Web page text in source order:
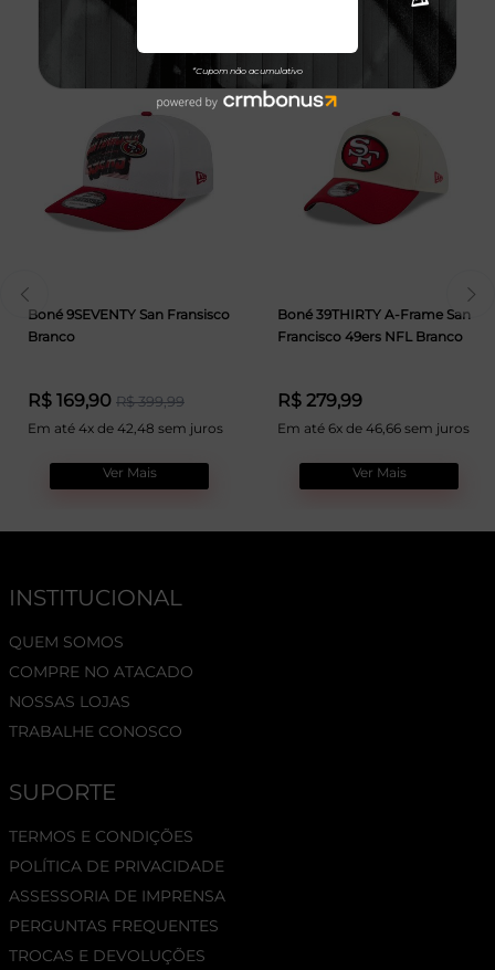
TALVEZ VOCÊ GOSTE
Boné 9SEVENTY San Fransisco
Branco
R$ 169,90 R$ 399,99
Em até 4x de 42,48 sem juros
Ver Mais
Boné 39THIRTY A-Frame San
Francisco 49ers NFL Branco
R$ 279,99
Em até 6x de 46,66 sem juros
Ver Mais
INSTITUCIONAL
QUEM SOMOS
COMPRE NO ATACADO
NOSSAS LOJAS
TRABALHE CONOSCO
SUPORTE
TERMOS E CONDIÇÕES
POLÍTICA DE PRIVACIDADE
ASSESSORIA DE IMPRENSA
PERGUNTAS FREQUENTES
TROCAS E DEVOLUÇÕES